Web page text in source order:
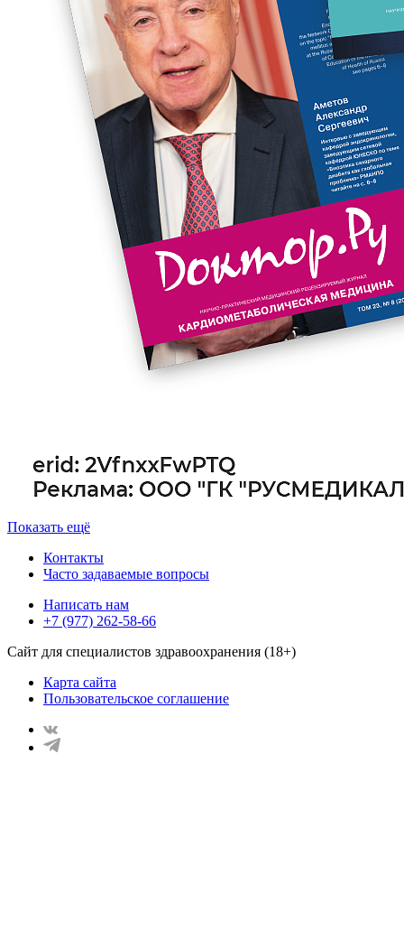
Показать ещё
Контакты
Часто задаваемые вопросы
Написать нам
+7 (977) 262-58-66
Сайт для специалистов здравоохранения (18+)
Карта сайта
Пользовательское соглашение